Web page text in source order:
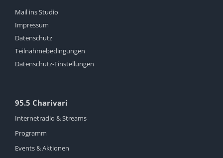
Mail ins Studio
Impressum
Datenschutz
Teilnahmebedingungen
Datenschutz-Einstellungen
95.5 Charivari
Internetradio & Streams
Programm
Events & Aktionen